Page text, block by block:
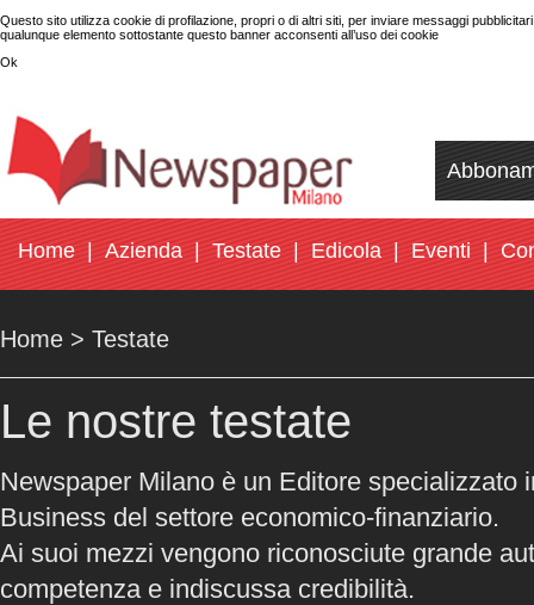
Questo sito utilizza cookie di profilazione, propri o di altri siti, per inviare messaggi
qualunque elemento sottostante questo banner acconsenti all’uso dei cookie
Ok
Home Azienda Testate Edicola Eventi
Home > Testate
Le nostre testate
Newspaper Milano è un Editore specializzato
Business del settore economico-finanziario.
Ai suoi mezzi vengono riconosciute grande
competenza e indiscussa credibilità.